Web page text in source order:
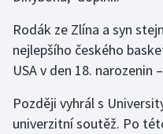
Plavání
Plážový volejbal
Ragby
Rodák ze Zlína a syn
nejlepšího českého
USA v den 18. narozenin
Později vyhrál s
univerzitní soutěž. Po